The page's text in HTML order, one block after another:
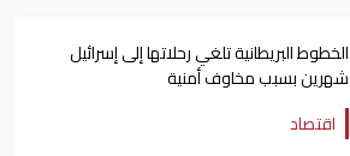
الخطوط البريطانية تلغي رحلاتها إلى إسرائيل
شهرين بسبب مخاوف أمنية
اقتصاد